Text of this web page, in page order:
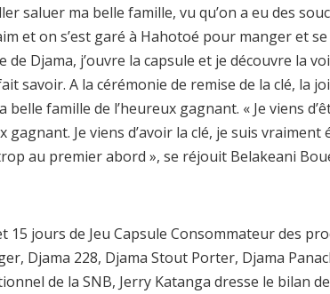
saluer ma belle famille, vu qu’on a eu des
et on s’est garé à Hahotoé pour manger et
Djama, j’ouvre la capsule et je découvre la
savoir. A la cérémonie de remise de la clé, la
belle famille de l’heureux gagnant. « Je viens
gagnant. Je viens d’avoir la clé, je suis
au premier abord », se réjouit Belakeani
15 jours de Jeu Capsule Consommateur des
Djama 228, Djama Stout Porter, Djama
de la SNB, Jerry Katanga dresse le bilan